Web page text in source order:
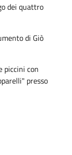
dei quattro
di Giò
piccini con
presso